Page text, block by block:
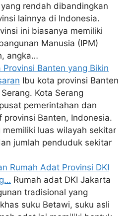
rendah dibandingkan
lainnya di Indonesia.
ini biasanya memiliki
Manusia (IPM)
angka…
Provinsi Banten yang Bikin
Ibu kota provinsi Banten
Kota Serang
pemerintahan dan
provinsi Banten, Indonesia.
memiliki luas wilayah sekitar
jumlah penduduk sekitar
Rumah Adat Provinsi DKI
Rumah adat DKI Jakarta
tradisional yang
suku Betawi, suku asli